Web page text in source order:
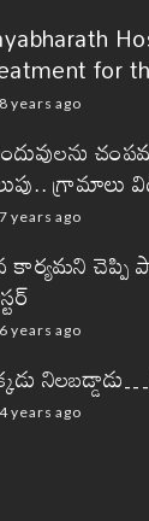
for
8 years ago
గ్రామాలు
7 years ago
కార్యమని చెప్పి
6 years ago
4 years ago